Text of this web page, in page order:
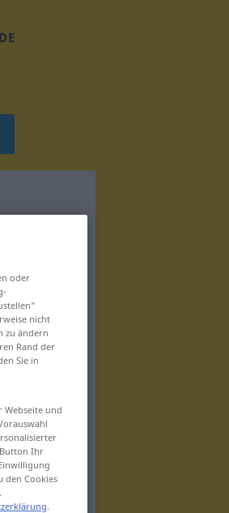
oder
nicht
zu ändern
Rand der
Sie in
und
Ihr
den Cookies
.